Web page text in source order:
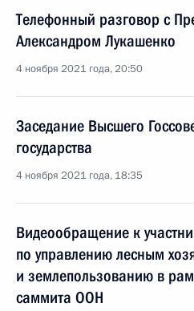
Телефонный разговор с
Александром Лукашенко
4 ноября 2021 года, 20:50
Заседание Высшего
государства
4 ноября 2021 года, 18:35
Видеообращение к
по управлению лесным
и землепользованию в
саммита ООН